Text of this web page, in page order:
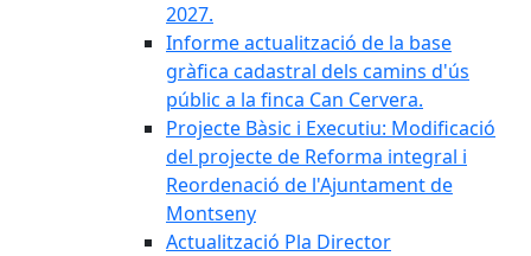
2027.
Informe actualització de la base
gràfica cadastral dels camins d'ús
públic a la finca Can Cervera.
Projecte Bàsic i Executiu: Modificació
del projecte de Reforma integral i
Reordenació de l'Ajuntament de
Montseny
Actualització Pla Director